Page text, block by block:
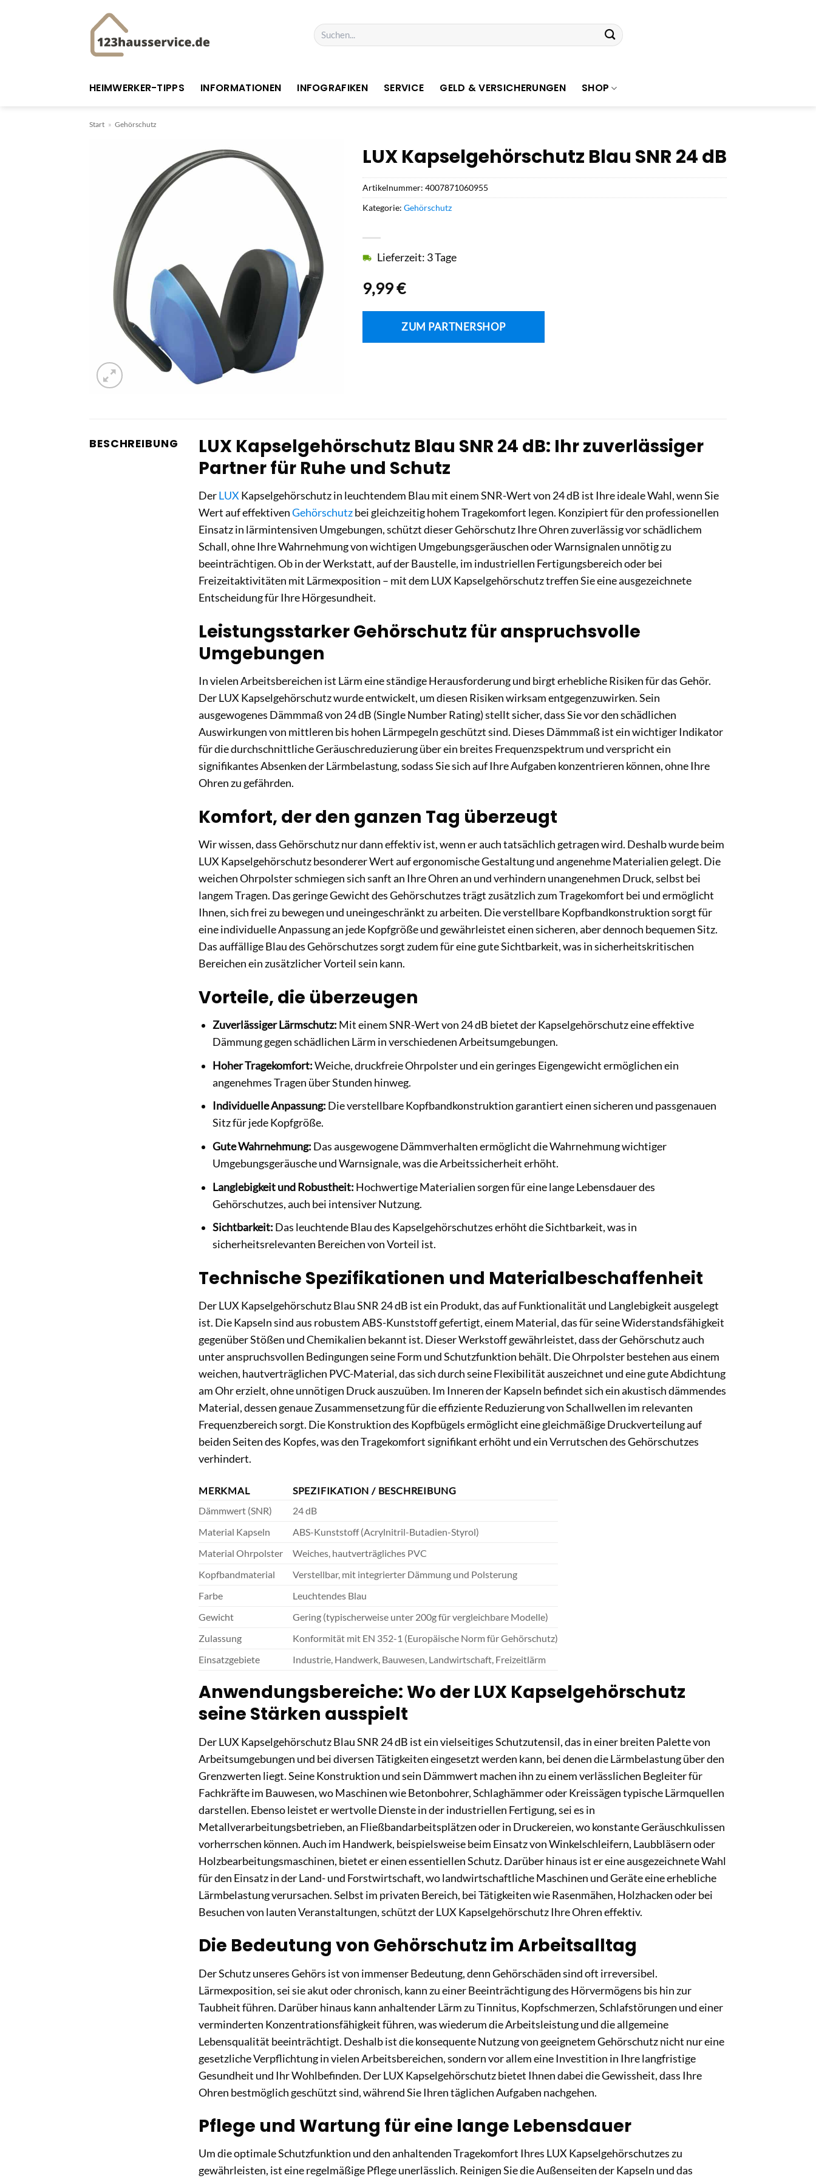
Suchen
nach:
HEIMWERKER-TIPPS INFORMATIONEN INFOGRAFIKEN SERVICE GELD & VERSICHERUNGEN SHOP
Start » Gehörschutz
LUX Kapselgehörschutz Blau SNR 24 dB
9,99€
Lieferzeit: 3 Tage
ZUM PARTNERSHOP
Artikelnummer: 4007871060955
Kategorie: Gehörschutz
BESCHREIBUNG
LUX Kapselgehörschutz Blau SNR 24 dB: Ihr zuverlässiger
Partner für Ruhe und Schutz
DerLUXKapselgehörschutz in leuchtendem Blau mit einem SNR-Wert von 24 dB ist Ihre ideale Wahl, wenn Sie
Wert auf effektivenGehörschutzbei gleichzeitig hohem Tragekomfort legen. Konzipiert für den professionellen
Einsatz in lärmintensiven Umgebungen, schützt dieser Gehörschutz Ihre Ohren zuverlässig vor schädlichem
Schall, ohne Ihre Wahrnehmung von wichtigen Umgebungsgeräuschen oder Warnsignalen unnötig zu
beeinträchtigen. Ob in der Werkstatt, auf der Baustelle, im industriellen Fertigungsbereich oder bei
Freizeitaktivitäten mit Lärmexposition – mit dem LUX Kapselgehörschutz treffen Sie eine ausgezeichnete
Entscheidung für Ihre Hörgesundheit.
Leistungsstarker Gehörschutz für anspruchsvolle
Umgebungen
In vielen Arbeitsbereichen ist Lärm eine ständige Herausforderung und birgt erhebliche Risiken für das Gehör.
Der LUX Kapselgehörschutz wurde entwickelt, um diesen Risiken wirksam entgegenzuwirken. Sein
ausgewogenes Dämmmaß von 24 dB (Single Number Rating) stellt sicher, dass Sie vor den schädlichen
Auswirkungen von mittleren bis hohen Lärmpegeln geschützt sind. Dieses Dämmmaß ist ein wichtiger Indikator
für die durchschnittliche Geräuschreduzierung über ein breites Frequenzspektrum und verspricht ein
signifikantes Absenken der Lärmbelastung, sodass Sie sich auf Ihre Aufgaben konzentrieren können, ohne Ihre
Ohren zu gefährden.
Komfort, der den ganzen Tag überzeugt
Wir wissen, dass Gehörschutz nur dann effektiv ist, wenn er auch tatsächlich getragen wird. Deshalb wurde beim
LUX Kapselgehörschutz besonderer Wert auf ergonomische Gestaltung und angenehme Materialien gelegt. Die
weichen Ohrpolster schmiegen sich sanft an Ihre Ohren an und verhindern unangenehmen Druck, selbst bei
langem Tragen. Das geringe Gewicht des Gehörschutzes trägt zusätzlich zum Tragekomfort bei und ermöglicht
Ihnen, sich frei zu bewegen und uneingeschränkt zu arbeiten. Die verstellbare Kopfbandkonstruktion sorgt für
eine individuelle Anpassung an jede Kopfgröße und gewährleistet einen sicheren, aber dennoch bequemen Sitz.
Das auffällige Blau des Gehörschutzes sorgt zudem für eine gute Sichtbarkeit, was in sicherheitskritischen
Bereichen ein zusätzlicher Vorteil sein kann.
Vorteile, die überzeugen
Zuverlässiger Lärmschutz: Mit einem SNR-Wert von 24 dB bietet der Kapselgehörschutz eine effektive
Dämmung gegen schädlichen Lärm in verschiedenen Arbeitsumgebungen.
Hoher Tragekomfort:Weiche, druckfreie Ohrpolster und ein geringes Eigengewicht ermöglichen ein
angenehmes Tragen über Stunden hinweg.
Individuelle Anpassung: Die verstellbare Kopfbandkonstruktion garantiert einen sicheren und passgenauen
Sitz für jede Kopfgröße.
Gute Wahrnehmung: Das ausgewogene Dämmverhalten ermöglicht die Wahrnehmung wichtiger
Umgebungsgeräusche und Warnsignale, was die Arbeitssicherheit erhöht.
Langlebigkeit und Robustheit: Hochwertige Materialien sorgen für eine lange Lebensdauer des
Gehörschutzes, auch bei intensiver Nutzung.
Sichtbarkeit: Das leuchtende Blau des Kapselgehörschutzes erhöht die Sichtbarkeit, was in
sicherheitsrelevanten Bereichen von Vorteil ist.
Technische Spezifikationen und Materialbeschaffenheit
Der LUX Kapselgehörschutz Blau SNR 24 dB ist ein Produkt, das auf Funktionalität und Langlebigkeit ausgelegt
ist. Die Kapseln sind aus robustem ABS-Kunststoff gefertigt, einem Material, das für seine Widerstandsfähigkeit
gegenüber Stößen und Chemikalien bekannt ist. Dieser Werkstoff gewährleistet, dass der Gehörschutz auch
unter anspruchsvollen Bedingungen seine Form und Schutzfunktion behält. Die Ohrpolster bestehen aus einem
weichen, hautverträglichen PVC-Material, das sich durch seine Flexibilität auszeichnet und eine gute Abdichtung
am Ohr erzielt, ohne unnötigen Druck auszuüben. Im Inneren der Kapseln befindet sich ein akustisch dämmendes
Material, dessen genaue Zusammensetzung für die effiziente Reduzierung von Schallwellen im relevanten
Frequenzbereich sorgt. Die Konstruktion des Kopfbügels ermöglicht eine gleichmäßige Druckverteilung auf
beiden Seiten des Kopfes, was den Tragekomfort signifikant erhöht und ein Verrutschen des Gehörschutzes
verhindert.
MERKMAL
SPEZIFIKATION / BESCHREIBUNG
Dämmwert (SNR)
24 dB
Material Kapseln
ABS-Kunststoff (Acrylnitril-Butadien-Styrol)
Material Ohrpolster
Weiches, hautverträgliches PVC
Kopfbandmaterial
Verstellbar, mit integrierter Dämmung und Polsterung
Farbe
Leuchtendes Blau
Gewicht
Gering (typischerweise unter 200g für vergleichbare Modelle)
Zulassung
Konformität mit EN 352-1 (Europäische Norm für Gehörschutz)
Einsatzgebiete
Industrie, Handwerk, Bauwesen, Landwirtschaft, Freizeitlärm
Anwendungsbereiche: Wo der LUX Kapselgehörschutz
seine Stärken ausspielt
Der LUX Kapselgehörschutz Blau SNR 24 dB ist ein vielseitiges Schutzutensil, das in einer breiten Palette von
Arbeitsumgebungen und bei diversen Tätigkeiten eingesetzt werden kann, bei denen die Lärmbelastung über den
Grenzwerten liegt. Seine Konstruktion und sein Dämmwert machen ihn zu einem verlässlichen Begleiter für
Fachkräfte im Bauwesen, wo Maschinen wie Betonbohrer, Schlaghämmer oder Kreissägen typische Lärmquellen
darstellen. Ebenso leistet er wertvolle Dienste in der industriellen Fertigung, sei es in
Metallverarbeitungsbetrieben, an Fließbandarbeitsplätzen oder in Druckereien, wo konstante Geräuschkulissen
vorherrschen können. Auch im Handwerk, beispielsweise beim Einsatz von Winkelschleifern, Laubbläsern oder
Holzbearbeitungsmaschinen, bietet er einen essentiellen Schutz. Darüber hinaus ist er eine ausgezeichnete Wahl
für den Einsatz in der Land- und Forstwirtschaft, wo landwirtschaftliche Maschinen und Geräte eine erhebliche
Lärmbelastung verursachen. Selbst im privaten Bereich, bei Tätigkeiten wie Rasenmähen, Holzhacken oder bei
Besuchen von lauten Veranstaltungen, schützt der LUX Kapselgehörschutz Ihre Ohren effektiv.
Die Bedeutung von Gehörschutz im Arbeitsalltag
Der Schutz unseres Gehörs ist von immenser Bedeutung, denn Gehörschäden sind oft irreversibel.
Lärmexposition, sei sie akut oder chronisch, kann zu einer Beeinträchtigung des Hörvermögens bis hin zur
Taubheit führen. Darüber hinaus kann anhaltender Lärm zu Tinnitus, Kopfschmerzen, Schlafstörungen und einer
verminderten Konzentrationsfähigkeit führen, was wiederum die Arbeitsleistung und die allgemeine
Lebensqualität beeinträchtigt. Deshalb ist die konsequente Nutzung von geeignetem Gehörschutz nicht nur eine
gesetzliche Verpflichtung in vielen Arbeitsbereichen, sondern vor allem eine Investition in Ihre langfristige
Gesundheit und Ihr Wohlbefinden. Der LUX Kapselgehörschutz bietet Ihnen dabei die Gewissheit, dass Ihre
Ohren bestmöglich geschützt sind, während Sie Ihren täglichen Aufgaben nachgehen.
Pflege und Wartung für eine lange Lebensdauer
Um die optimale Schutzfunktion und den anhaltenden Tragekomfort Ihres LUX Kapselgehörschutzes zu
gewährleisten, ist eine regelmäßige Pflege unerlässlich. Reinigen Sie die Außenseiten der Kapseln und das